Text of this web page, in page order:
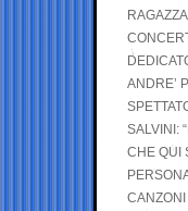
ANDRE’
SALVINI:
CHE QUI